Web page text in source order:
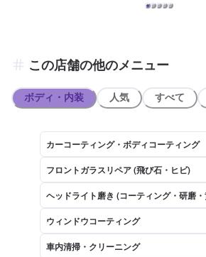
この店舗の他のメニュー
ボディ・内装 人気 すべて
カーコーティング・ボディコーティング
フロントガラスリペア (飛び石・ヒビ)
ヘッドライト磨き (コーティング・研磨
ウィンドウコーティング
車内清掃・クリーニング